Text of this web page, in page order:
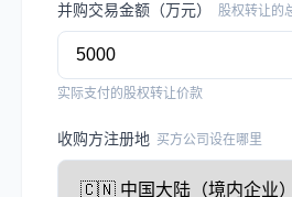
并购交易金额（万元） 股权转让的
实际支付的股权转让价款
收购方注册地 买方公司设在哪里